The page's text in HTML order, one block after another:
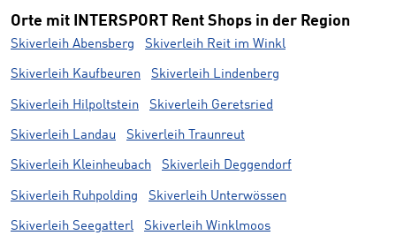
Orte mit INTERSPORT Rent Shops in der Region
Skiverleih Abensberg Skiverleih Reit im Winkl
Skiverleih Kaufbeuren Skiverleih Lindenberg
Skiverleih Hilpoltstein Skiverleih Geretsried
Skiverleih Landau Skiverleih Traunreut
Skiverleih Kleinheubach Skiverleih Deggendorf
Skiverleih Ruhpolding Skiverleih Unterwössen
Skiverleih Seegatterl Skiverleih Winklmoos